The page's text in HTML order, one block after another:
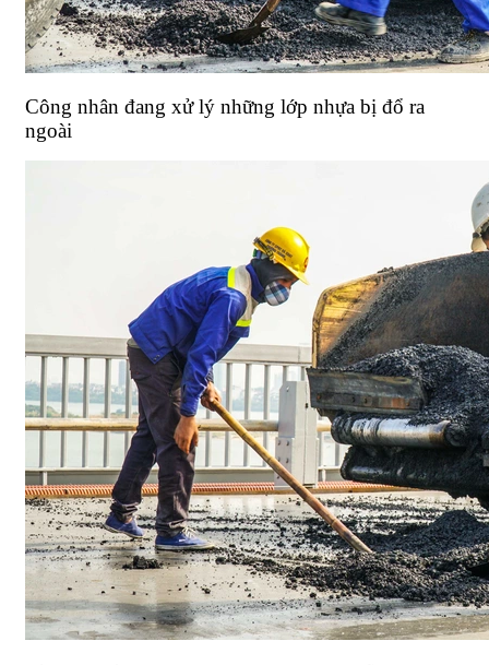
Công nhân đang xử lý những lớp nhựa bị đổ ra
ngoài